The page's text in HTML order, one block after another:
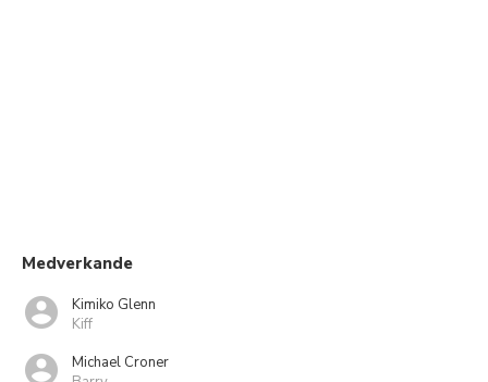
Medverkande
Kimiko Glenn
Kiff
Michael Croner